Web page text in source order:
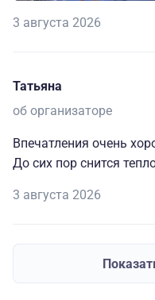
3 августа 2026
Татьяна
об организаторе
Впечатления очень
До сих пор снится
3 августа 2026